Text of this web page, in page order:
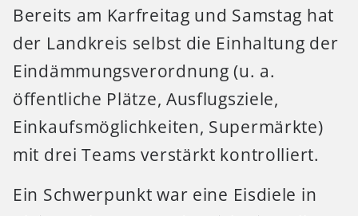
Bereits am Karfreitag und Samstag hat
der Landkreis selbst die Einhaltung der
Eindämmungsverordnung (u. a.
öffentliche Plätze, Ausflugsziele,
Einkaufsmöglichkeiten, Supermärkte)
mit drei Teams verstärkt kontrolliert.
Ein Schwerpunkt war eine Eisdiele in